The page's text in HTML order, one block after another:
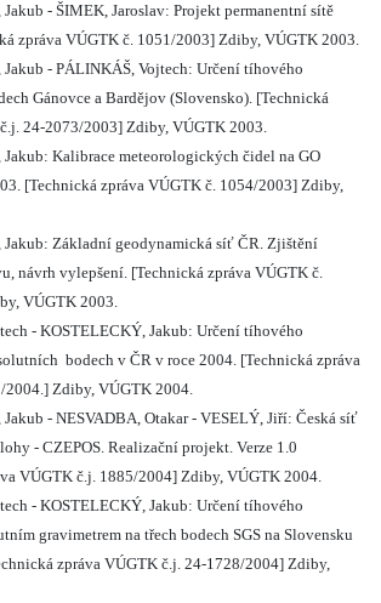
- ŠIMEK, Jaroslav: Projekt permanentní sítě
zpráva VÚGTK č. 1051/2003] Zdiby, VÚGTK 2003.
- PÁLINKÁŠ, Vojtech: Určení tíhového
Gánovce a Bardějov (Slovensko). [Technická
24-2073/2003] Zdiby, VÚGTK 2003.
Kalibrace meteorologických čidel na GO
[Technická zpráva VÚGTK č. 1054/2003] Zdiby,
Jakub: Základní geodynamická síť ČR. Zjištění
návrh vylepšení. [Technická zpráva VÚGTK č.
VÚGTK 2003.
- KOSTELECKÝ, Jakub: Určení tíhového
bodech v ČR v roce 2004. [Technická zpráva
2004.] Zdiby, VÚGTK 2004.
- NESVADBA, Otakar - VESELÝ, Jiří: Česká síť
- CZEPOS. Realizační projekt. Verze 1.0
VÚGTK č.j. 1885/2004] Zdiby, VÚGTK 2004.
- KOSTELECKÝ, Jakub: Určení tíhového
gravimetrem na třech bodech SGS na Slovensku
zpráva VÚGTK č.j. 24-1728/2004] Zdiby,